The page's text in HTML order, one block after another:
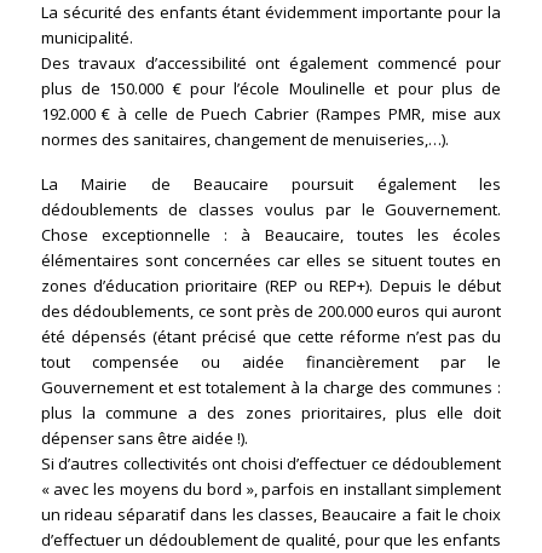
La sécurité des enfants étant évidemment importante pour la
municipalité.
Des travaux d’accessibilité ont également commencé pour
plus de 150.000 € pour l’école Moulinelle et pour plus de
192.000 € à celle de Puech Cabrier (Rampes PMR, mise aux
normes des sanitaires, changement de menuiseries,…).
La Mairie de Beaucaire poursuit également les
dédoublements de classes voulus par le Gouvernement.
Chose exceptionnelle : à Beaucaire, toutes les écoles
élémentaires sont concernées car elles se situent toutes en
zones d’éducation prioritaire (REP ou REP+). Depuis le début
des dédoublements, ce sont près de 200.000 euros qui auront
été dépensés (étant précisé que cette réforme n’est pas du
tout compensée ou aidée financièrement par le
Gouvernement et est totalement à la charge des communes :
plus la commune a des zones prioritaires, plus elle doit
dépenser sans être aidée !).
Si d’autres collectivités ont choisi d’effectuer ce dédoublement
« avec les moyens du bord », parfois en installant simplement
un rideau séparatif dans les classes, Beaucaire a fait le choix
d’effectuer un dédoublement de qualité, pour que les enfants